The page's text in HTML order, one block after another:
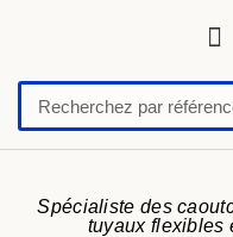
Spécialiste des
tuyaux flexibles